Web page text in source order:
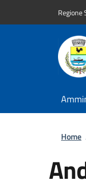
Regione
Home